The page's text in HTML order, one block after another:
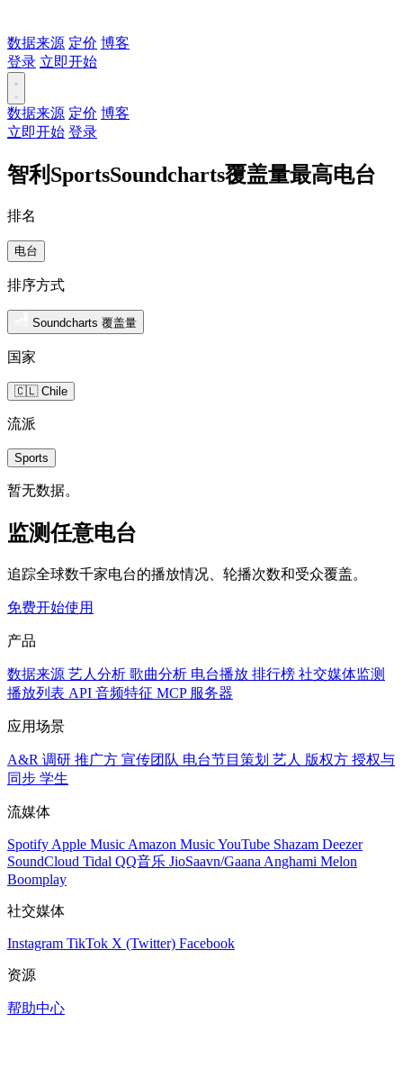
数据来源 定价 博客
登录 立即开始
数据来源 定价 博客
立即开始 登录
智利SportsSoundcharts覆盖量最高电台
排名
电台
排序方式
Soundcharts 覆盖量
国家
🇨🇱 Chile
流派
Sports
暂无数据。
监测任意电台
追踪全球数千家电台的播放情况、轮播次数和受众覆盖。
免费开始使用
产品
数据来源 艺人分析 歌曲分析 电台播放 排行榜 社交媒体监测
播放列表 API 音频特征 MCP 服务器
应用场景
A&R 调研 推广方 宣传团队 电台节目策划 艺人 版权方 授权与
同步 学生
流媒体
Spotify Apple Music Amazon MusicYouTube Shazam Deezer
SoundCloud Tidal QQ音乐 JioSaavn/Gaana Anghami Melon
Boomplay
社交媒体
Instagram TikTok X (Twitter) Facebook
资源
帮助中心